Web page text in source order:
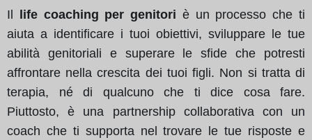
Il life coaching per genitori è un processo che ti
aiuta a identificare i tuoi obiettivi, sviluppare le tue
abilità genitoriali e superare le sfide che potresti
affrontare nella crescita dei tuoi figli. Non si tratta di
terapia, né di qualcuno che ti dice cosa fare.
Piuttosto, è una partnership collaborativa con un
coach che ti supporta nel trovare le tue risposte e